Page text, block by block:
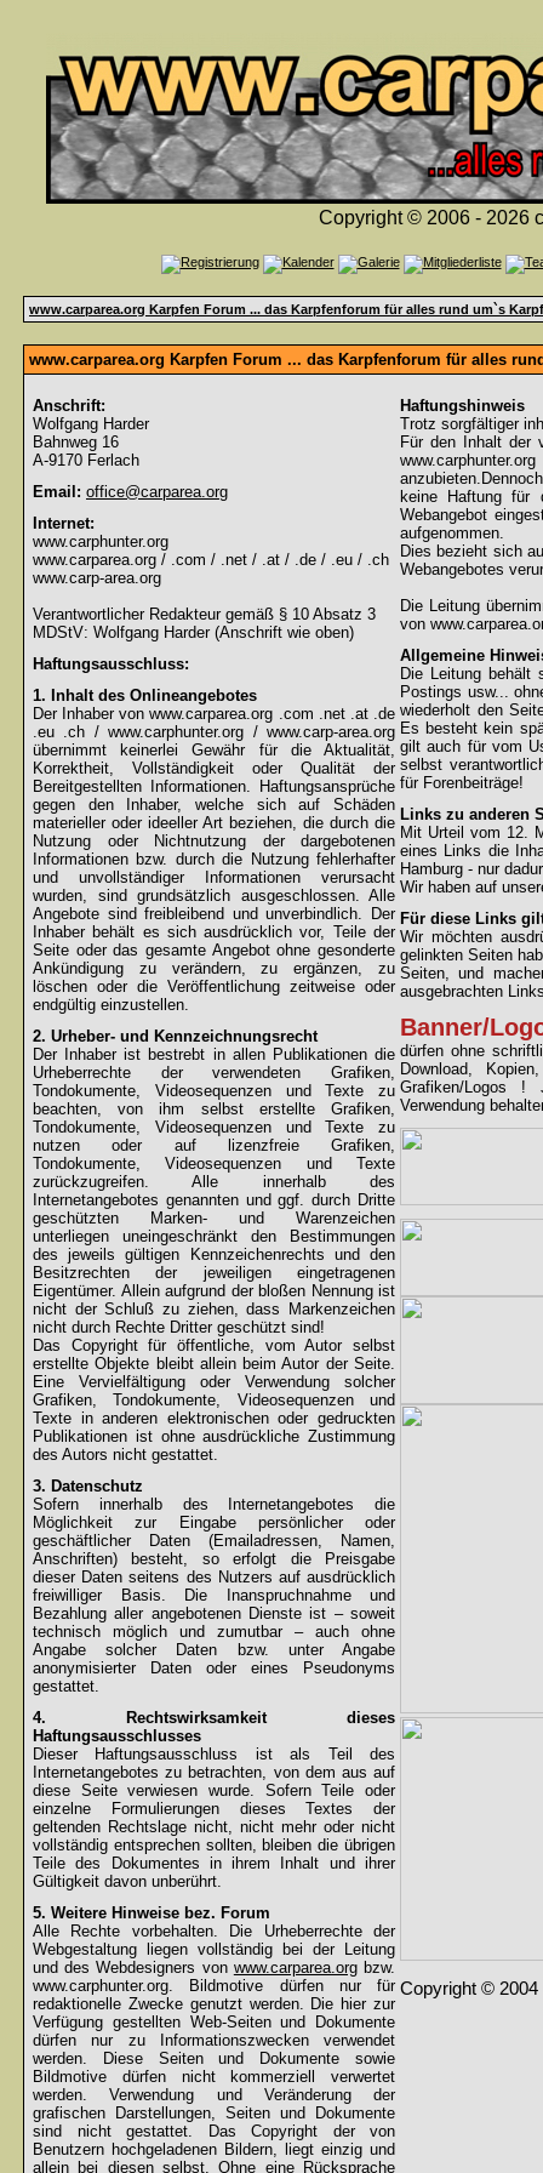
Copyright © 2006 - 2026
www.carparea.org Karpfen Forum ... das Karpfenforum für alles rund um`s
www.carparea.org Karpfen Forum ... das Karpfenforum für alles
Anschrift:
Wolfgang Harder
Bahnweg 16
A-9170 Ferlach
Email: office@carparea.org
Internet:
www.carphunter.org
www.carparea.org / .com / .net / .at / .de / .eu / .ch
www.carp-area.org
Verantwortlicher Redakteur gemäß § 10 Absatz 3
MDStV: Wolfgang Harder (Anschrift wie oben)
Haftungsausschluss:
1. Inhalt des Onlineangebotes
Der Inhaber von www.carparea.org .com .net .at .de
.eu .ch / www.carphunter.org / www.carp-area.org
übernimmt keinerlei Gewähr für die Aktualität,
Korrektheit, Vollständigkeit oder Qualität der
Bereitgestellten Informationen. Haftungsansprüche
gegen den Inhaber, welche sich auf Schäden
materieller oder ideeller Art beziehen, die durch die
Nutzung oder Nichtnutzung der dargebotenen
Informationen bzw. durch die Nutzung fehlerhafter
und unvollständiger Informationen verursacht
wurden, sind grundsätzlich ausgeschlossen. Alle
Angebote sind freibleibend und unverbindlich. Der
Inhaber behält es sich ausdrücklich vor, Teile der
Seite oder das gesamte Angebot ohne gesonderte
Ankündigung zu verändern, zu ergänzen, zu
löschen oder die Veröffentlichung zeitweise oder
endgültig einzustellen.
2. Urheber- und Kennzeichnungsrecht
Der Inhaber ist bestrebt in allen Publikationen die
Urheberrechte der verwendeten Grafiken,
Tondokumente, Videosequenzen und Texte zu
beachten, von ihm selbst erstellte Grafiken,
Tondokumente, Videosequenzen und Texte zu
nutzen oder auf lizenzfreie Grafiken,
Tondokumente, Videosequenzen und Texte
zurückzugreifen. Alle innerhalb des
Internetangebotes genannten und ggf. durch Dritte
geschützten Marken- und Warenzeichen
unterliegen uneingeschränkt den Bestimmungen
des jeweils gültigen Kennzeichenrechts und den
Besitzrechten der jeweiligen eingetragenen
Eigentümer. Allein aufgrund der bloßen Nennung ist
nicht der Schluß zu ziehen, dass Markenzeichen
nicht durch Rechte Dritter geschützt sind!
Das Copyright für öffentliche, vom Autor selbst
erstellte Objekte bleibt allein beim Autor der Seite.
Eine Vervielfältigung oder Verwendung solcher
Grafiken, Tondokumente, Videosequenzen und
Texte in anderen elektronischen oder gedruckten
Publikationen ist ohne ausdrückliche Zustimmung
des Autors nicht gestattet.
3. Datenschutz
Sofern innerhalb des Internetangebotes die
Möglichkeit zur Eingabe persönlicher oder
geschäftlicher Daten (Emailadressen, Namen,
Anschriften) besteht, so erfolgt die Preisgabe
dieser Daten seitens des Nutzers auf ausdrücklich
freiwilliger Basis. Die Inanspruchnahme und
Bezahlung aller angebotenen Dienste ist – soweit
technisch möglich und zumutbar – auch ohne
Angabe solcher Daten bzw. unter Angabe
anonymisierter Daten oder eines Pseudonyms
gestattet.
4. Rechtswirksamkeit dieses
Haftungsausschlusses
Dieser Haftungsausschluss ist als Teil des
Internetangebotes zu betrachten, von dem aus auf
diese Seite verwiesen wurde. Sofern Teile oder
einzelne Formulierungen dieses Textes der
geltenden Rechtslage nicht, nicht mehr oder nicht
vollständig entsprechen sollten, bleiben die übrigen
Teile des Dokumentes in ihrem Inhalt und ihrer
Gültigkeit davon unberührt.
5. Weitere Hinweise bez. Forum
Alle Rechte vorbehalten. Die Urheberrechte der
Webgestaltung liegen vollständig bei der Leitung
und des Webdesigners von www.carparea.orgbzw.
www.carphunter.org. Bildmotive dürfen nur für
redaktionelle Zwecke genutzt werden. Die hier zur
Verfügung gestellten Web-Seiten und Dokumente
dürfen nur zu Informationszwecken verwendet
werden. Diese Seiten und Dokumente sowie
Bildmotive dürfen nicht kommerziell verwertet
werden. Verwendung und Veränderung der
grafischen Darstellungen, Seiten und Dokumente
sind nicht gestattet. Das Copyright der von
Benutzern hochgeladenen Bildern, liegt einzig und
allein bei diesen selbst. Ohne eine Rücksprache
Haftungshinweis
Trotz sorgfältiger
Für den Inhalt der
keine Haftung für
Webangebot
aufgenommen.
Dies bezieht sich
Webangebotes
Die Leitung
von
Allgemeine
Die Leitung behält
Postings usw...
wiederholt den
Es besteht kein
gilt auch für vom
selbst
für Forenbeiträge!
Links zu anderen
Mit Urteil vom 12.
eines Links die
Hamburg - nur
Wir haben auf
Für diese Links
Wir möchten
gelinkten Seiten
Seiten, und
ausgebrachten
Banner/
dürfen ohne
Download,
Grafiken/Logos !
Verwendung
Copyright © 2004